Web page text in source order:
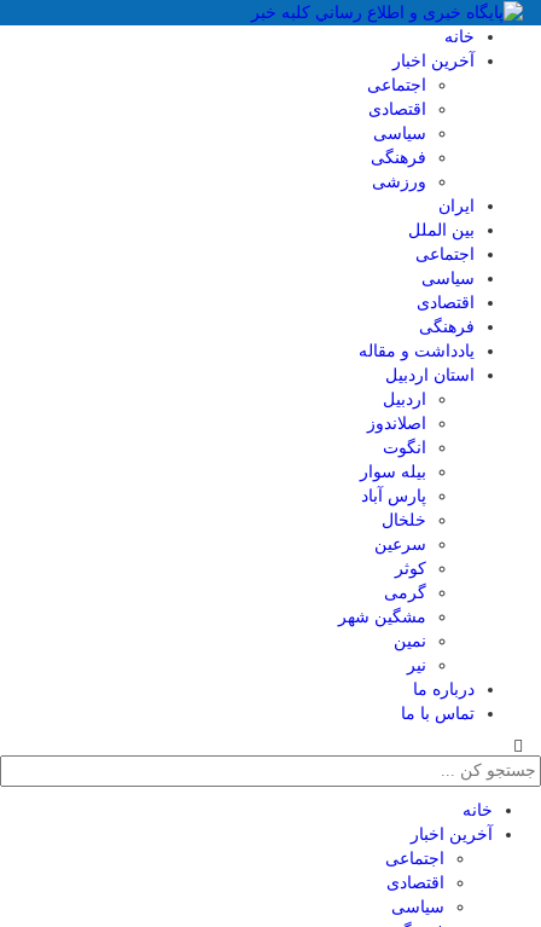
خانه
آخرین اخبار
اجتماعی
اقتصادی
سیاسی
فرهنگی
ورزشی
ایران
بین الملل
اجتماعی
سیاسی
اقتصادی
فرهنگی
یادداشت و مقاله
استان اردبیل
اردبیل
اصلاندوز
انگوت
بیله سوار
پارس آباد
خلخال
سرعین
کوثر
گرمی
مشگین شهر
نمین
نیر
درباره ما
تماس با ما
خانه
آخرین اخبار
اجتماعی
اقتصادی
سیاسی